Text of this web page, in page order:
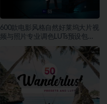
600款电影风格自然好莱坞大片视
频与照片专业调色LUTs预设包素